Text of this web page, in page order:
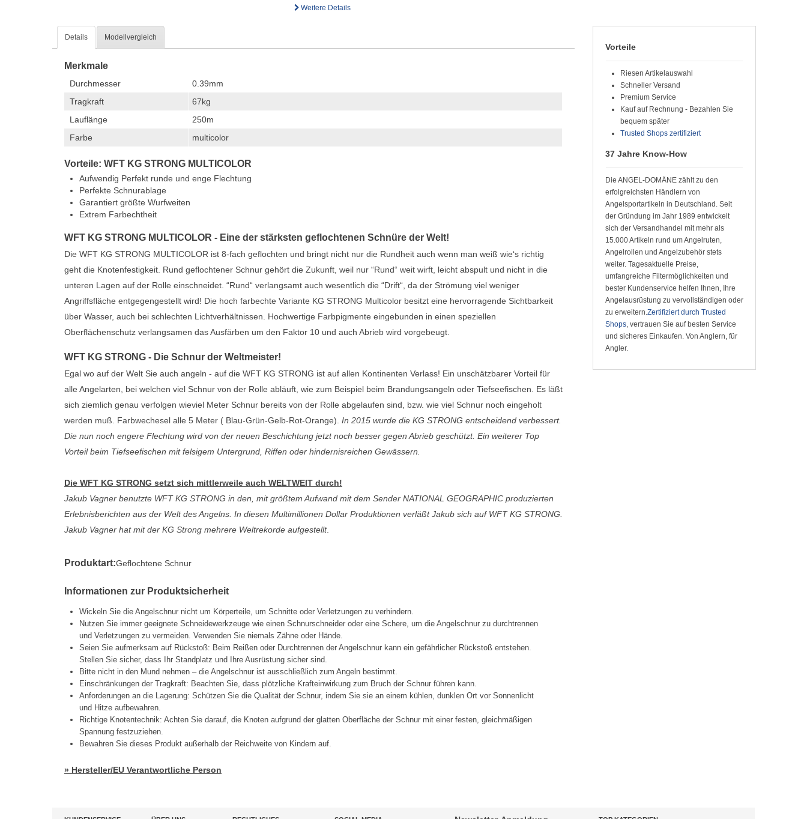
Weitere Details
Details Modellvergleich
Merkmale
Durchmesser
0.39mm
Tragkraft
67kg
Lauflänge
250m
Farbe
multicolor
Vorteile: WFT KG STRONG MULTICOLOR
Aufwendig Perfekt runde und enge Flechtung
Perfekte Schnurablage
Garantiert größte Wurfweiten
Extrem Farbechtheit
WFT KG STRONG MULTICOLOR - Eine der stärksten geflochtenen Schnüre der Welt!
Die WFT KG STRONG MULTICOLOR ist 8-fach geflochten und bringt nicht nur die Rundheit auch wenn man weiß wie‘s richtig
geht die Knotenfestigkeit. Rund geflochtener Schnur gehört die Zukunft, weil nur “Rund“ weit wirft, leicht abspult und nicht in die
unteren Lagen auf der Rolle einschneidet. “Rund“ verlangsamt auch wesentlich die “Drift“, da der Strömung viel weniger
Angriffsfläche entgegengestellt wird! Die hoch farbechte Variante KG STRONG Multicolor besitzt eine hervorragende Sichtbarkeit
über Wasser, auch bei schlechten Lichtverhältnissen. Hochwertige Farbpigmente eingebunden in einen speziellen
Oberflächenschutz verlangsamen das Ausfärben um den Faktor 10 und auch Abrieb wird vorgebeugt.
WFT KG STRONG - Die Schnur der Weltmeister!
Egal wo auf der Welt Sie auch angeln - auf die WFT KG STRONG ist auf allen Kontinenten Verlass! Ein unschätzbarer Vorteil für
alle Angelarten, bei welchen viel Schnur von der Rolle abläuft, wie zum Beispiel beim Brandungsangeln oder Tiefseefischen. Es läßt
sich ziemlich genau verfolgen wieviel Meter Schnur bereits von der Rolle abgelaufen sind, bzw. wie viel Schnur noch eingeholt
werden muß. Farbwechesel alle 5 Meter ( Blau-Grün-Gelb-Rot-Orange). In 2015 wurde die KG STRONG entscheidend verbessert.
Die nun noch engere Flechtung wird von der neuen Beschichtung jetzt noch besser gegen Abrieb geschützt. Ein weiterer Top
Vorteil beim Tiefseefischen mit felsigem Untergrund, Riffen oder hindernisreichen Gewässern.
Die WFT KG STRONG setzt sich mittlerweile auch WELTWEIT durch!
Jakub Vagner benutzte WFT KG STRONG in den, mit größtem Aufwand mit dem Sender NATIONAL GEOGRAPHIC produzierten
Erlebnisberichten aus der Welt des Angelns. In diesen Multimillionen Dollar Produktionen verläßt Jakub sich auf WFT KG STRONG.
Jakub Vagner hat mit der KG Strong mehrere Weltrekorde aufgestellt.
Produktart:Geflochtene Schnur
Informationen zur Produktsicherheit
Wickeln Sie die Angelschnur nicht um Körperteile, um Schnitte oder Verletzungen zu verhindern.
Nutzen Sie immer geeignete Schneidewerkzeuge wie einen Schnurschneider oder eine Schere, um die Angelschnur zu durchtrennen
und Verletzungen zu vermeiden. Verwenden Sie niemals Zähne oder Hände.
Seien Sie aufmerksam auf Rückstoß: Beim Reißen oder Durchtrennen der Angelschnur kann ein gefährlicher Rückstoß entstehen.
Stellen Sie sicher, dass Ihr Standplatz und Ihre Ausrüstung sicher sind.
Bitte nicht in den Mund nehmen – die Angelschnur ist ausschließlich zum Angeln bestimmt.
Einschränkungen der Tragkraft: Beachten Sie, dass plötzliche Krafteinwirkung zum Bruch der Schnur führen kann.
Anforderungen an die Lagerung: Schützen Sie die Qualität der Schnur, indem Sie sie an einem kühlen, dunklen Ort vor Sonnenlicht
und Hitze aufbewahren.
Richtige Knotentechnik: Achten Sie darauf, die Knoten aufgrund der glatten Oberfläche der Schnur mit einer festen, gleichmäßigen
Spannung festzuziehen.
Bewahren Sie dieses Produkt außerhalb der Reichweite von Kindern auf.
» Hersteller/EU Verantwortliche Person
Vorteile
Riesen Artikelauswahl
Schneller Versand
Premium Service
Kauf auf Rechnung - Bezahlen Sie
bequem später
Trusted Shops zertifiziert
37 Jahre Know-How
Die ANGEL-DOMÄNE zählt zu den
erfolgreichsten Händlern von
Angelsportartikeln in Deutschland. Seit
der Gründung im Jahr 1989 entwickelt
sich der Versandhandel mit mehr als
15.000 Artikeln rund um Angelruten,
Angelrollen und Angelzubehör stets
weiter. Tagesaktuelle Preise,
umfangreiche Filtermöglichkeiten und
bester Kundenservice helfen Ihnen, Ihre
Angelausrüstung zu vervollständigen oder
zu erweitern.Zertifiziert durch Trusted
Shops, vertrauen Sie auf besten Service
und sicheres Einkaufen. Von Anglern, für
Angler.